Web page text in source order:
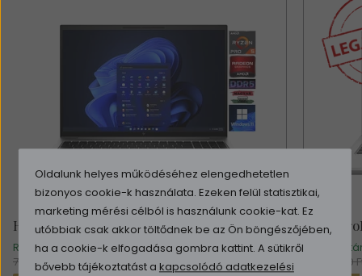
HP EliteBook 865 G9
Rendelhető (1-2 nap)
784.990 Ft 399.900 Ft(314.882 Ft + ÁFA)
HP
139.900
Oldalunk helyes működéséhez elengedhetetlen
bizonyos cookie-k használata. Ezeken felül statisztikai,
marketing mérési célból is használunk cookie-kat. Ez
utóbbiak csak akkor töltődnek be az Ön böngészőjében,
ha a cookie-k elfogadása gombra kattint. A sütikről
bővebb tájékoztatást a kapcsolódó adatkezelési